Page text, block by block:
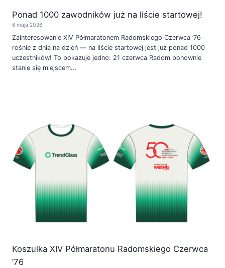
Ponad 1000 zawodników już na liście startowej!
6 maja 2026
Zainteresowanie XIV Półmaratonem Radomskiego Czerwca ’76
rośnie z dnia na dzień — na liście startowej jest już ponad 1000
uczestników! To pokazuje jedno: 21 czerwca Radom ponownie
stanie się miejscem...
Koszulka XIV Półmaratonu Radomskiego Czerwca
’76